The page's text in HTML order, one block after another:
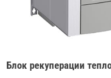
Блок рекуперации